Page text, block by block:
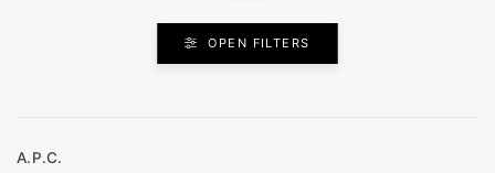
OPEN FILTERS
A.P.C.